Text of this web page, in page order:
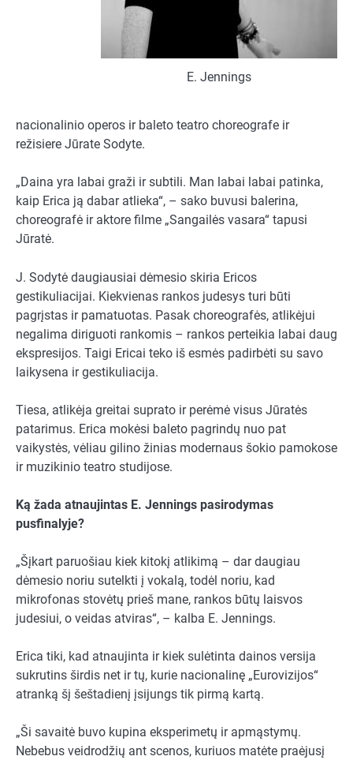
E. Jennings
nacionalinio operos ir baleto teatro choreografe ir
režisiere Jūrate Sodyte.
„Daina yra labai graži ir subtili. Man labai labai patinka,
kaip Erica ją dabar atlieka“, – sako buvusi balerina,
choreografė ir aktore filme „Sangailės vasara“ tapusi
Jūratė.
J. Sodytė daugiausiai dėmesio skiria Ericos
gestikuliacijai. Kiekvienas rankos judesys turi būti
pagrįstas ir pamatuotas. Pasak choreografės, atlikėjui
negalima diriguoti rankomis – rankos perteikia labai daug
ekspresijos. Taigi Ericai teko iš esmės padirbėti su savo
laikysena ir gestikuliacija.
Tiesa, atlikėja greitai suprato ir perėmė visus Jūratės
patarimus. Erica mokėsi baleto pagrindų nuo pat
vaikystės, vėliau gilino žinias modernaus šokio pamokose
ir muzikinio teatro studijose.
Ką žada atnaujintas E. Jennings pasirodymas
pusfinalyje?
„Šįkart paruošiau kiek kitokį atlikimą – dar daugiau
dėmesio noriu sutelkti į vokalą, todėl noriu, kad
mikrofonas stovėtų prieš mane, rankos būtų laisvos
judesiui, o veidas atviras“, – kalba E. Jennings.
Erica tiki, kad atnaujinta ir kiek sulėtinta dainos versija
sukrutins širdis net ir tų, kurie nacionalinę „Eurovizijos“
atranką šį šeštadienį įsijungs tik pirmą kartą.
„Ši savaitė buvo kupina eksperimetų ir apmąstymų.
Nebebus veidrodžių ant scenos, kuriuos matėte praėjusį